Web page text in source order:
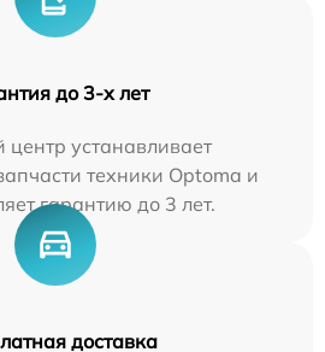
до 3-х лет
устанавливает
техники Optoma и
гарантию до 3 лет.
доставка